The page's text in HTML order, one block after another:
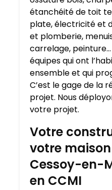
étanchéité de toit
plate, électricité et
et plomberie,
carrelage,
équipes qui ont
ensemble et qui
C’est le gage de la
projet. Nous
votre projet.
Votre
votre
Cessoy-en-
en CCMI